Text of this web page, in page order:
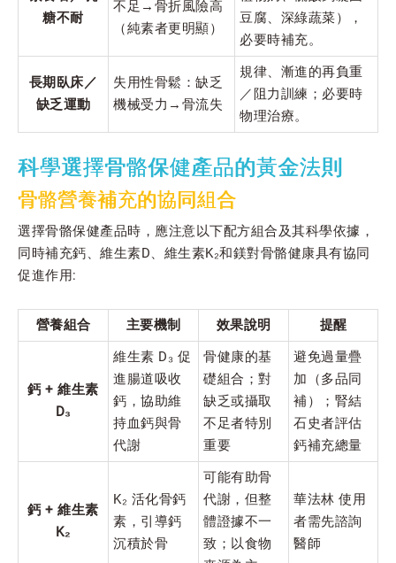
糖不耐
不足→骨折風險高
（純素者更明顯）
豆腐、深綠蔬菜），
必要時補充。
長期臥床／
缺乏運動
失用性骨鬆：缺乏
機械受力→骨流失
規律、漸進的再負重
／阻力訓練；必要時
物理治療。
科學選擇骨骼保健產品的黃金法則
骨骼營養補充的協同組合
選擇骨骼保健產品時，應注意以下配方組合及其科學依據，
同時補充鈣、維生素D、維生素K₂和鎂對骨骼健康具有協同
促進作用:
營養組合 主要機制 效果說明 提醒
鈣 + 維生素
D₃
維生素 D₃ 促
進腸道吸收
鈣，協助維
持血鈣與骨
代謝
骨健康的基
礎組合；對
缺乏或攝取
不足者特別
重要
避免過量疊
加（多品同
補）；腎結
石史者評估
鈣補充總量
鈣 + 維生素
K₂
K₂ 活化骨鈣
素，引導鈣
沉積於骨
可能有助骨
代謝，但整
體證據不一
致；以食物
華法林 使用
者需先諮詢
醫師